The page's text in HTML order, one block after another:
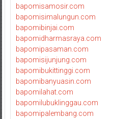
bapomisamosir.com
bapomisimalungun.com
bapomibinjai.com
bapomidharmasraya.com
bapomipasaman.com
bapomisijunjung.com
bapomibukittinggi.com
bapomibanyuasin.com
bapomilahat.com
bapomilubuklinggau.com
bapomipalembang.com